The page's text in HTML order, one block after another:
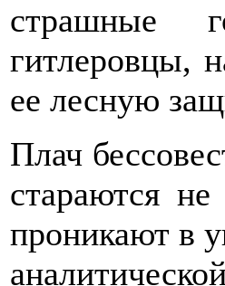
страшные
гитлеровцы,
ее лесную
Плач
стараются
проникают в